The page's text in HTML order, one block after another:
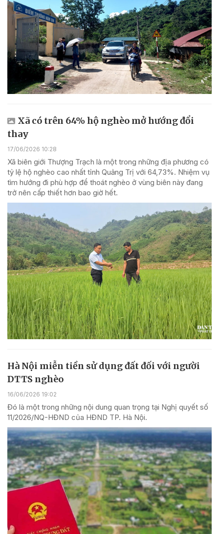
Xã có trên 64% hộ nghèo mở hướng đổi
thay
17/06/2026 10:28
Xã biên giới Thượng Trạch là một trong những địa phương có
tỷ lệ hộ nghèo cao nhất tỉnh Quảng Trị với 64,73%. Nhiệm vụ
tìm hướng đi phù hợp để thoát nghèo ở vùng biên này đang
trở nên cấp thiết hơn bao giờ hết.
Hà Nội miễn tiền sử dụng đất đối với người
DTTS nghèo
16/06/2026 19:02
Đó là một trong những nội dung quan trọng tại Nghị quyết số
11/2026/NQ-HĐND của HĐND TP. Hà Nội.